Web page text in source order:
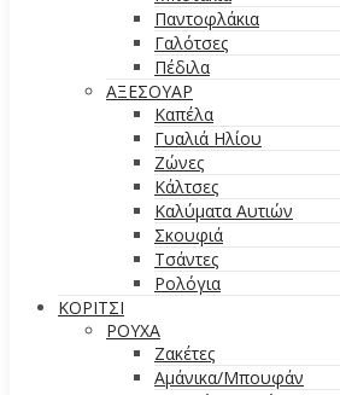
Παντοφλάκια
Γαλότσες
Πέδιλα
ΑΞΕΣΟΥΑΡ
Καπέλα
Γυαλιά Ηλίου
Ζώνες
Κάλτσες
Καλύματα Αυτιών
Σκουφιά
Τσάντες
Ρολόγια
ΚΟΡΙΤΣΙ
ΡΟΥΧΑ
Ζακέτες
Αμάνικα/Μπουφάν